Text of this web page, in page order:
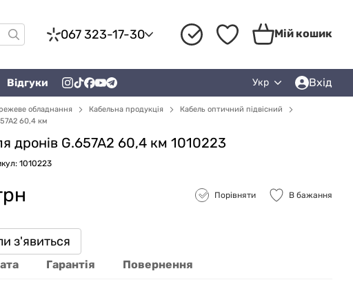
067 323-17-30 Мій кошик
Відгуки Укр Вхід
обладнання Кабельна продукція
Кабель оптичний підвісний
60,4 км
дронів G.657A2 60,4 км 1010223
1010223
Порівняти В бажання
з'явиться
Гарантія Повернення